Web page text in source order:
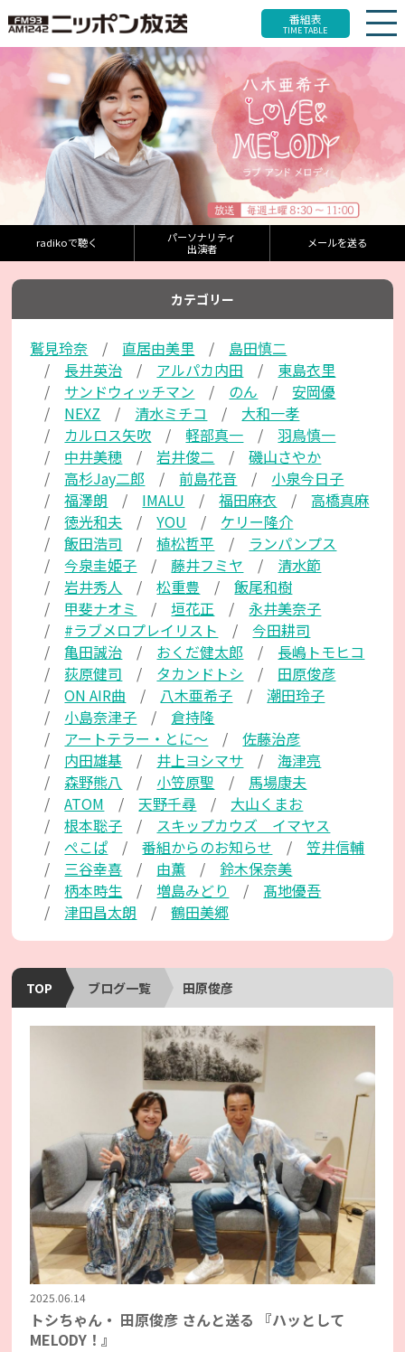
番組表
TIME TABLE
radikoで聴く
パーソナリティ
出演者
メールを送る
カテゴリー
鷲見玲奈 直居由美里
島田慎二
長井英治
アルパカ内田
東島衣里
サンドウィッチマン
のん
安岡優
NEXZ
清水ミチコ
大和一孝
カルロス矢吹
軽部真一
羽鳥慎一
中井美穂
岩井俊二
磯山さやか
高杉Jay二郎
前島花音
小泉今日子
福澤朗
IMALU 福田麻衣
高橋真麻
徳光和夫
YOU
ケリー隆介
飯田浩司
植松哲平
ランパンプス
今泉圭姫子
藤井フミヤ
清水節
岩井秀人
松重豊
飯尾和樹
甲斐ナオミ
垣花正
永井美奈子
#ラブメロプレイリスト
今田耕司
亀田誠治
おくだ健太郎
長嶋トモヒコ
荻原健司
タカンドトシ
田原俊彦
ON AIR曲
八木亜希子
潮田玲子
小島奈津子
倉持隆
アートテラー・とに～
佐藤治彦
内田雄基
井上ヨシマサ
海津亮
森野熊八
小笠原聖
馬場康夫
ATOM
天野千尋
大山くまお
根本聡子
スキップカウズ イマヤス
ぺこぱ
番組からのお知らせ
笠井信輔
三谷幸喜
由薫
鈴木保奈美
柄本時生
増島みどり
髙地優吾
津田昌太朗
鶴田美郷
TOP ブログ一覧 田原俊彦
2025.06.14
トシちゃん・ 田原俊彦 さんと送る 『ハッとして
MELODY！』